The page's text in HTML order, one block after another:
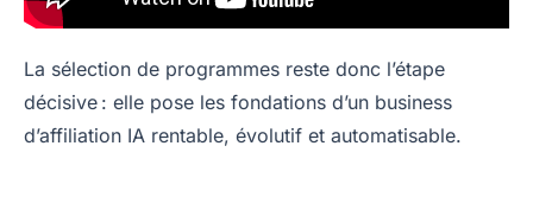
La sélection de programmes reste donc l’étape
décisive : elle pose les fondations d’un business
d’affiliation IA rentable, évolutif et automatisable.